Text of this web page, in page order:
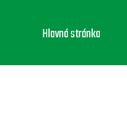
Hlavná stránka